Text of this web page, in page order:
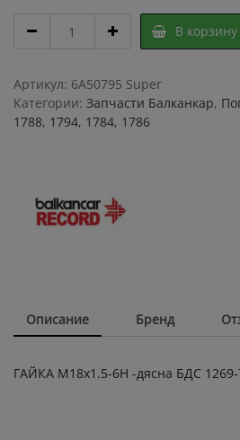
М18х1.5-
-дясна
БДС
1269-
В корзину
Артикул: 6A50795 Super
Категории: Запчасти Балканкар,
1788, 1794, 1784, 1786
Описание Бренд
ГАЙКА М18х1.5-6Н -дясна БДС 1269-